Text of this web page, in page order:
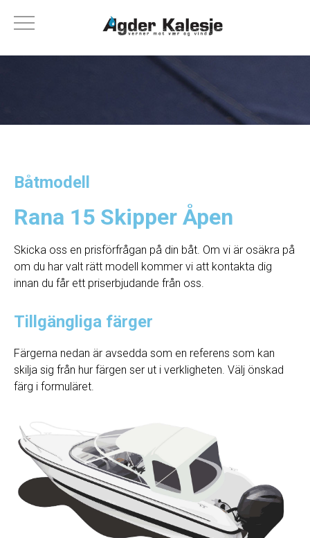
Båtmodell
Rana 15 Skipper Åpen
Skicka oss en prisförfrågan på din båt. Om vi ​​är osäkra på
om du har valt rätt modell kommer vi att kontakta dig
innan du får ett priserbjudande från oss.
Tillgängliga färger
Färgerna nedan är avsedda som en referens som kan
skilja sig från hur färgen ser ut i verkligheten. Välj önskad
färg i formuläret.